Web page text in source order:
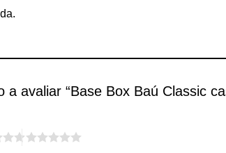
a avaliar “Base Box Baú Classic